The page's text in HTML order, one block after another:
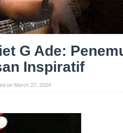
G Ade:
Inspiratif
on March 27, 2024